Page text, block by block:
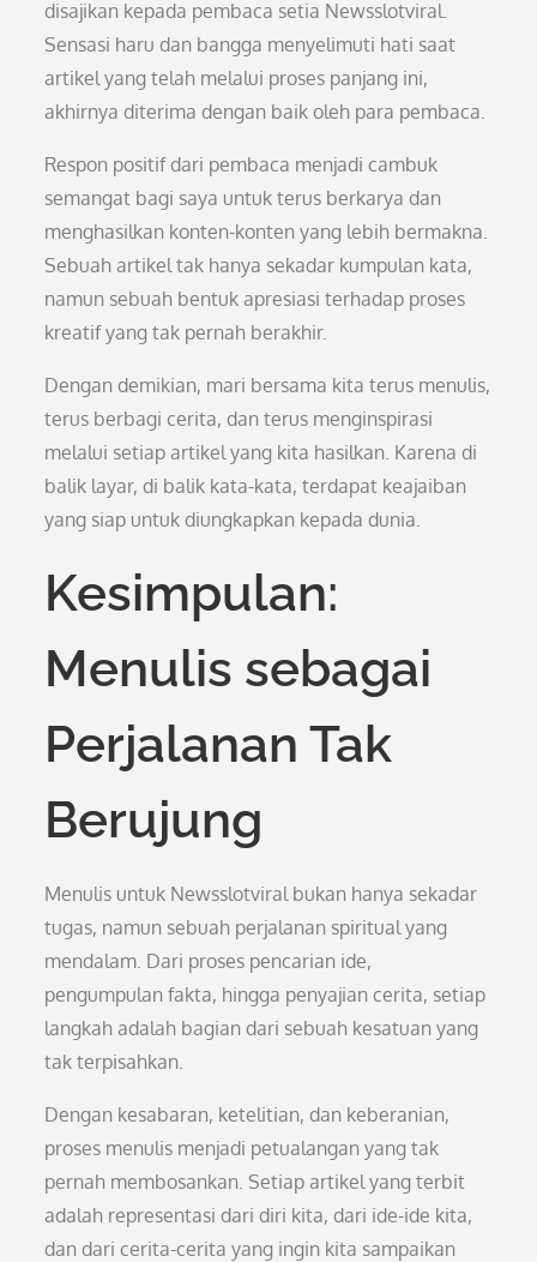
disajikan kepada pembaca setia Newsslotviral.
Sensasi haru dan bangga menyelimuti hati saat
artikel yang telah melalui proses panjang ini,
akhirnya diterima dengan baik oleh para pembaca.
Respon positif dari pembaca menjadi cambuk
semangat bagi saya untuk terus berkarya dan
menghasilkan konten-konten yang lebih bermakna.
Sebuah artikel tak hanya sekadar kumpulan kata,
namun sebuah bentuk apresiasi terhadap proses
kreatif yang tak pernah berakhir.
Dengan demikian, mari bersama kita terus menulis,
terus berbagi cerita, dan terus menginspirasi
melalui setiap artikel yang kita hasilkan. Karena di
balik layar, di balik kata-kata, terdapat keajaiban
yang siap untuk diungkapkan kepada dunia.
Kesimpulan:
Menulis sebagai
Perjalanan Tak
Berujung
Menulis untuk Newsslotviral bukan hanya sekadar
tugas, namun sebuah perjalanan spiritual yang
mendalam. Dari proses pencarian ide,
pengumpulan fakta, hingga penyajian cerita, setiap
langkah adalah bagian dari sebuah kesatuan yang
tak terpisahkan.
Dengan kesabaran, ketelitian, dan keberanian,
proses menulis menjadi petualangan yang tak
pernah membosankan. Setiap artikel yang terbit
adalah representasi dari diri kita, dari ide-ide kita,
dan dari cerita-cerita yang ingin kita sampaikan